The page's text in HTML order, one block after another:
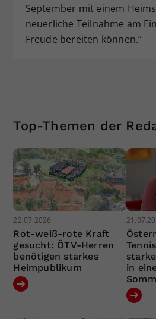
September mit einem
neuerliche Teilnahme am
Freude bereiten können.“
Top-Themen der
22.07.2026
Rot-weiß-rote Kraft
gesucht: ÖTV-Herren
benötigen starkes
Heimpublikum
in